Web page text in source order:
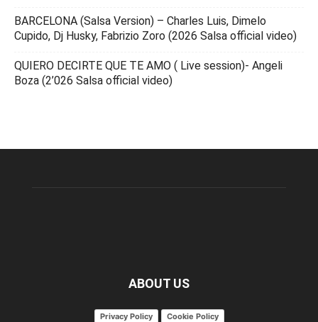
BARCELONA (Salsa Version) – Charles Luis, Dimelo
Cupido, Dj Husky, Fabrizio Zoro (2026 Salsa official video)
QUIERO DECIRTE QUE TE AMO ( Live session)- Angeli
Boza (2’026 Salsa official video)
ABOUT US
Privacy Policy Cookie Policy